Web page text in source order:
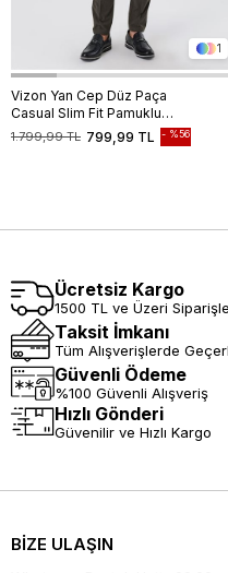
1
Vizon Yan Cep Düz Paça
Casual Slim Fit Pamuklu
Jogger Pantolon 1003230159
799,99 TL
1.799,99 TL %56
Ücretsiz Kargo
1500 TL ve Üzeri
Taksit İmkanı
Tüm Alışverişlerde
Güvenli Ödeme
%100 Güvenli Alışveriş
Hızlı Gönderi
Güvenilir ve Hızlı Kargo
BİZE ULAŞIN